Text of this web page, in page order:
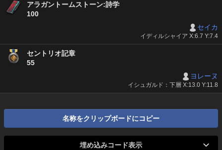
アラガントームストーン:詩学
100
セイカ
イディルシャイア X:6.7 Y:7.4
セントリオ記章
55
ヨレーヌ
イシュガルド：下層 X:13.0 Y:11.8
名称をクリップボードにコピー
埋め込みコード表示